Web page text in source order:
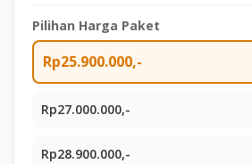
Pilihan Harga Paket
Rp25.900.000,-
Rp27.000.000,-
Rp28.900.000,-